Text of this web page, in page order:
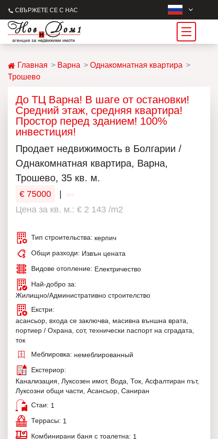
СВЪРЖЕТЕ СЕ С НАС
Главная Варна
Однакомнатная квартира
Трошево
До ТЦ Варна! В шаге от остановки!
Средний этаж, средняя квартира!
Простор перед зданием! 100%
инвестиция!
Продаeт недвижимость в Болгарии /
Однакомнатная квартира, Варна,
Трошево, 35 кв. м.
€ 75000
Цена за кв. м.: € 2 143 /m2
Тип строительства: керпич
Общи разходи: Извън цената
Видове отопление: Електричество
Най-добро за:
Жилищно/Административно строителство
Екстри:
асансьор, входа се заключва, масивна външна врата,
портиер / Охрана, сот, технически паспорт на сградата,
ток
Меблировка: немеблированный
Екстериор:
Канализация, Луксозен имот, Вода, Ток, Асфалтиран път,
Луксозни общи части, Асансьор, Саниран
Стаи: 1
Террасы: 1
Комбинирани баня с тоалетна: 1